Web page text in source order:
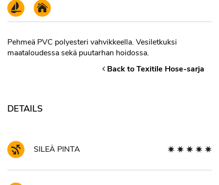
Pehmeä PVC polyesteri vahvikkeella. Vesiletkuksi
maataloudessa sekä puutarhan hoidossa.
Back to Texitile Hose-sarja
DETAILS
SILEÄ PINTA